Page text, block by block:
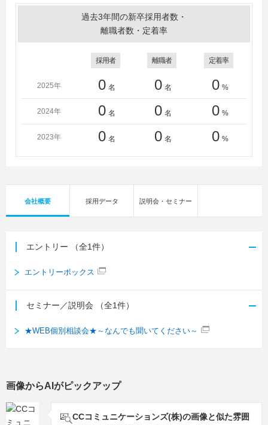
過去3年間の新卒採用者数・
離職者数・定着率
採用者 離職者 定着率
2025年 0 名 0 名 0 %
2024年 0 名 0 名 0 %
2023年 0 名 0 名 0 %
会社概要 採用データ 説明会・セミナー
エントリー （全1件）
エントリーボックス
セミナー／説明会 （全1件）
★WEB個別相談会★～なんでも聞いてください～
画像からAIがピックアップ
CCコミュニケーションズ(株)の画像と似た雰囲